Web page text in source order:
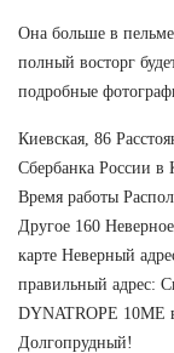
Она больше в
полный восторг
подробные
Киевская, 86
Сбербанка России
Время работы
Другое 160
карте Неверный
правильный адрес:
DYNATROPE 10ME
Долгопрудный!